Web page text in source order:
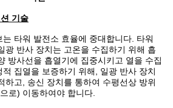
기술
타워 발전소 효율에 중대합니다. 타워
광 반사 장치는 고온을 수집하기 위해 흡
방사선을 흡열기에 집중시키고 열을 수집
집열을 보증하기 위해, 일광 반사 장치
하고, 송신 장치를 통하여 수평선상 방위
로) 이동하여야 합니다.